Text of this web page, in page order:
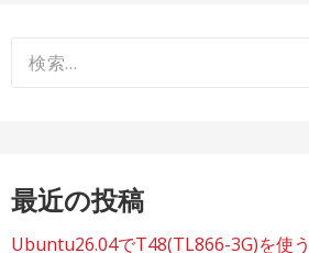
ペ
送
り
最近の投稿
Ubuntu26.04でT48(TL866-3G)を使